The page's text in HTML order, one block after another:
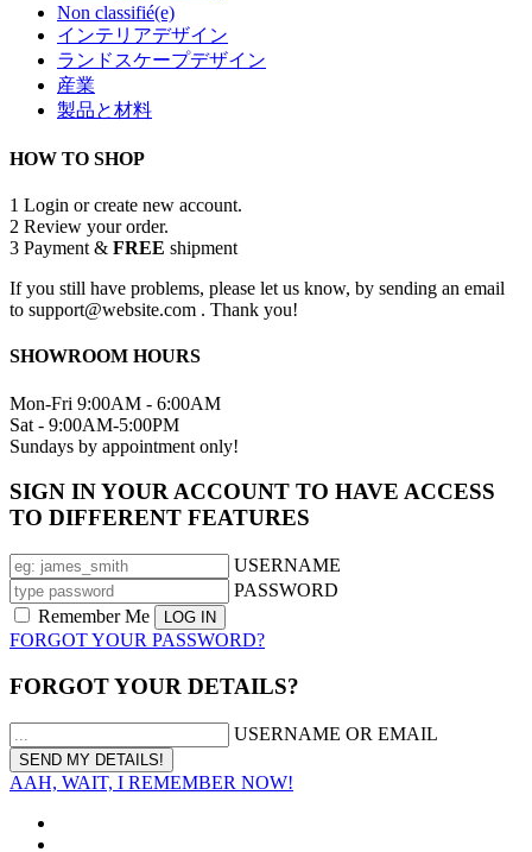
Non classifié(e)
インテリアデザイン
ランドスケープデザイン
産業
製品と材料
HOW TO SHOP
1 Login or create new account.
2 Review your order.
3 Payment & FREE shipment
If you still have problems, please let us know, by sending an email
to support@website.com . Thank you!
SHOWROOM HOURS
Mon-Fri 9:00AM - 6:00AM
Sat - 9:00AM-5:00PM
Sundays by appointment only!
SIGN IN YOUR ACCOUNT TO HAVE ACCESS
TO DIFFERENT FEATURES
USERNAME
PASSWORD
Remember Me
FORGOT YOUR PASSWORD?
FORGOT YOUR DETAILS?
USERNAME OR EMAIL
AAH, WAIT, I REMEMBER NOW!